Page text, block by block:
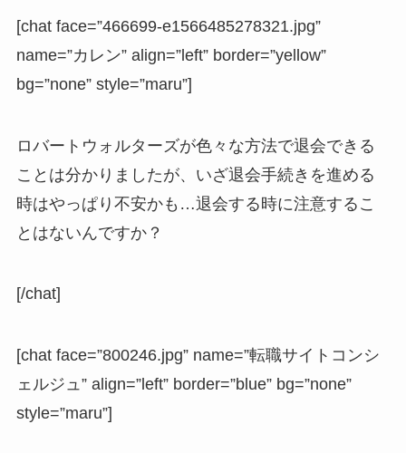
[chat face=”466699-e1566485278321.jpg”
name=”カレン” align=”left” border=”yellow”
bg=”none” style=”maru”]
ロバートウォルターズが色々な方法で退会できる
ことは分かりましたが、いざ退会手続きを進める
時はやっぱり不安かも…退会する時に注意するこ
とはないんですか？
[/chat]
[chat face=”800246.jpg” name=”転職サイトコンシ
ェルジュ” align=”left” border=”blue” bg=”none”
style=”maru”]